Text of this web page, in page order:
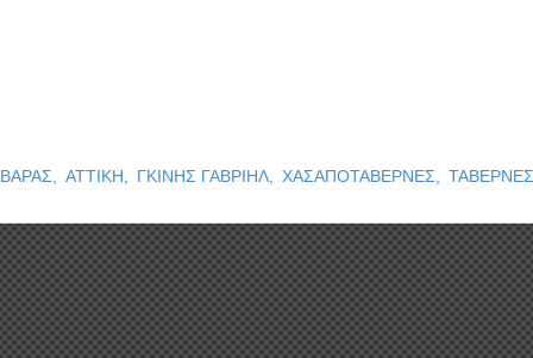
ΑΤΤΙΚΗ, ΓΚΙΝΗΣ ΓΑΒΡΙΗΛ, ΧΑΣΑΠΟΤΑΒΕΡΝΕΣ, ΤΑΒΕΡΝΕΣ,